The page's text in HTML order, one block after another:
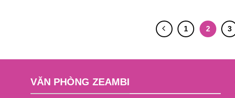
1 2 3
VĂN PHÒNG ZEAMBI